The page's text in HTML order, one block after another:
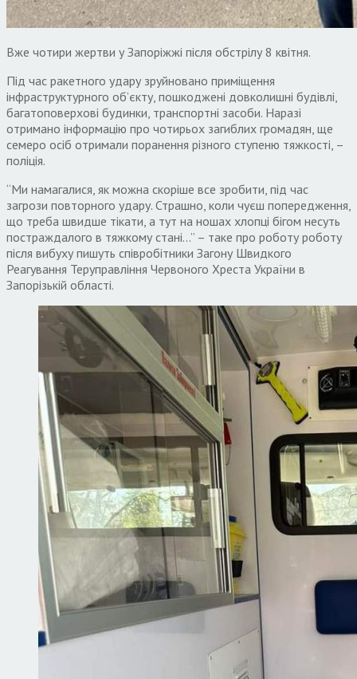
Вже чотири жертви у Запоріжжі після обстрілу 8 квітня.
Під час ракетного удару зруйновано приміщення
інфраструктурного об’єкту, пошкоджені довколишні будівлі,
багатоповерхові будинки, транспортні засоби. Наразі
отримано інформацію про чотирьох загиблих громадян, ще
семеро осіб отримали поранення різного ступеню тяжкості, –
поліція.
“Ми намагалися, як можна скоріше все зробити, під час
загрози повторного удару. Страшно, коли чуєш попередження,
що треба швидше тікати, а тут на ношах хлопці бігом несуть
постраждалого в тяжкому стані…” – таке про роботу роботу
після вибуху пишуть співробітники Загону Швидкого
Реагування Теруправління Червоного Хреста України в
Запорізькій області.